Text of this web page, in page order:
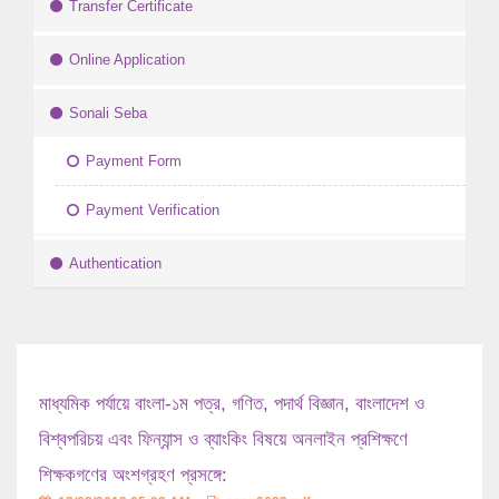
Transfer Certificate
Online Application
Sonali Seba
Payment Form
Payment Verification
Authentication
মাধ্যমিক পর্যায়ে বাংলা-১ম পত্র, গণিত, পদার্থ বিজ্ঞান, বাংলাদেশ ও
বিশ্বপরিচয় এবং ফিন্যান্স ও ব্যাংকিং বিষয়ে অনলাইন প্রশিক্ষণে
শিক্ষকগণের অংশগ্রহণ প্রসঙ্গে: